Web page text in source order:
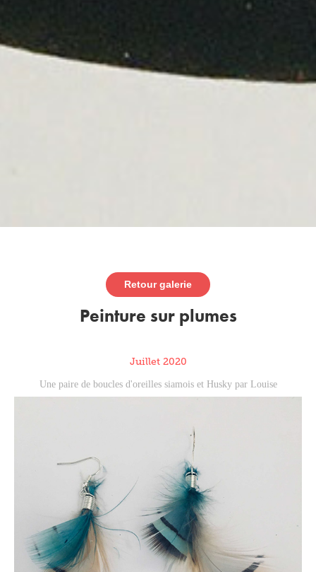
Retour galerie
Peinture sur plumes
Juillet 2020
Une paire de boucles d'oreilles siamois et Husky par Louise